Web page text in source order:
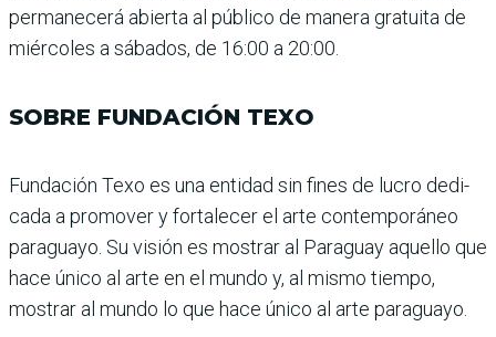
permanecerá abierta al público de manera gratuita de
miércoles a sábados, de 16:00 a 20:00.
SOBRE FUNDACIÓN TEXO
Fundación Texo es una enti­dad sin fines de lucro dedi­
cada a promover y fortalecer el arte contemporáneo
para­guayo. Su visión es mostrar al Paraguay aquello que
hace único al arte en el mundo y, al mismo tiempo,
mostrar al mundo lo que hace único al arte paraguayo.